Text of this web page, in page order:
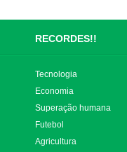
RECORDES!!
Tecnologia
Economia
Superação humana
Futebol
Agricultura